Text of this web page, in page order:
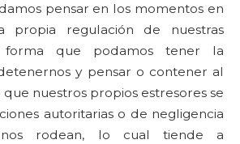
pensar en los momentos en
regulación de nuestras
forma que podamos tener la
y pensar o contener al
nuestros propios estresores se
autoritarias o de negligencia
nos rodean, lo cual tiende a